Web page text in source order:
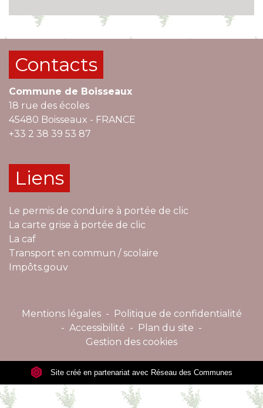
Contacts
Commune de Boisseaux
18 rue des écoles
45480 Boisseaux - FRANCE
+33 2 38 39 53 87
Liens
Le permis de conduire à portée de clic
La carte grise à portée de clic
La caf
Transport en commun / scolaire
Impôts.gouv
Mentions légales - Politique de confidentialité
- Accessibilité - Plan du site -
Gestion des cookies
Site créé en partenariat avec Réseau des Communes